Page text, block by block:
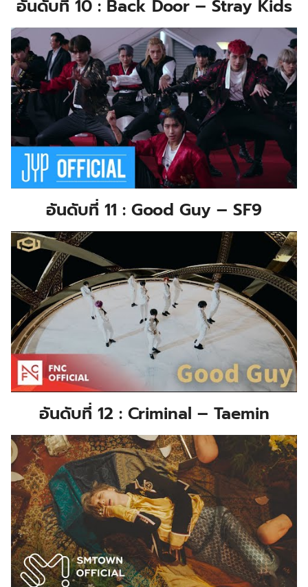
อันดับที่ 10 : Back Door – Stray Kids
อันดับที่ 11 : Good Guy – SF9
อันดับที่ 12 : Criminal – Taemin